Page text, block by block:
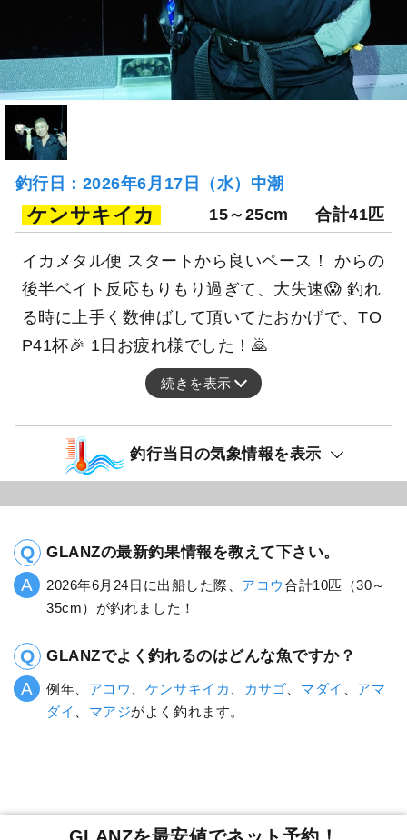
釣行日：2026年6月17日（水）中潮
ケンサキイカ 15～25cm 合計41匹
イカメタル便 スタートから良いペース！ からの
後半ベイト反応もりもり過ぎて、大失速😱 釣れ
る時に上手く数伸ばして頂いてたおかげで、TO
P41杯🎉 1日お疲れ様でした！🙇
続きを表示
釣行当日の気象情報を表示
GLANZの最新釣果情報を教えて下さい。
2026年6月24日に出船した際、 アコウ合計10匹（30～
35cm）が釣れました！
GLANZでよく釣れるのはどんな魚ですか？
例年、 アコウ ケンサキイカ カサゴ マダイ
アマ
ダイ
マアジがよく釣れます。